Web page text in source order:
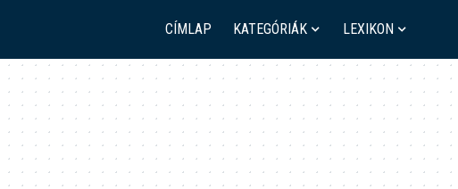
CÍMLAP KATEGÓRIÁK LEXIKON